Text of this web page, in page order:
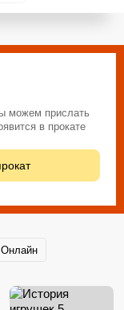
можем прислать
в прокате
Онлайн